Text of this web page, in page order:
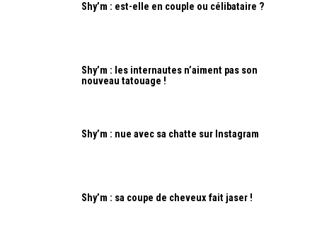
Shy’m : est-elle en couple ou célibataire ?
Shy’m : les internautes n’aiment pas son
nouveau tatouage !
Shy’m : nue avec sa chatte sur Instagram
Shy’m : sa coupe de cheveux fait jaser !